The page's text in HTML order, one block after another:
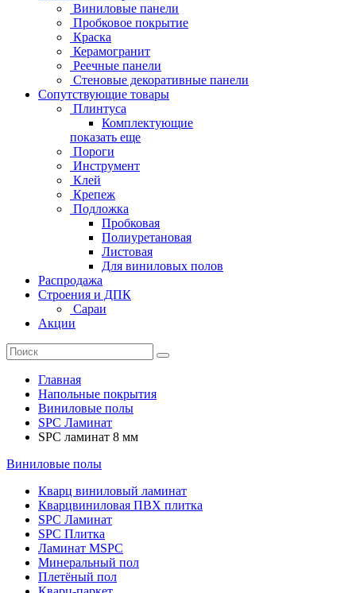
Виниловые панели
Пробковое покрытие
Краска
Керамогранит
Реечные панели
Стеновые декоративные панели
Сопутствующие товары
Плинтуса
Комплектующие
показать еще
Пороги
Инструмент
Клей
Крепеж
Подложка
Пробковая
Полиуретановая
Листовая
Для виниловых полов
Распродажа
Строения и ДПК
Сараи
Акции
Главная
Напольные покрытия
Виниловые полы
SPC Ламинат
SPC ламинат 8 мм
Виниловые полы
Кварц виниловый ламинат
Кварцвиниловая ПВХ плитка
SPC Ламинат
SPC Плитка
Ламинат MSPC
Минеральный пол
Плетёный пол